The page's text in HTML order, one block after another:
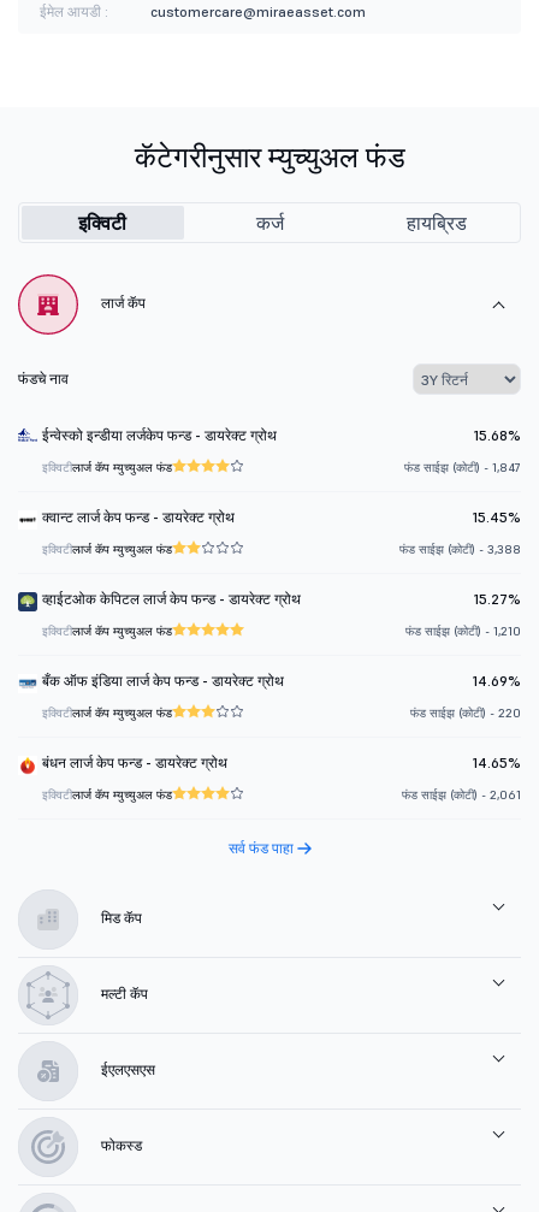
ईमेल आयडी :
customercare@miraeasset.com
कॅटेगरीनुसार म्युच्युअल फंड
इक्विटी कर्ज हायब्रिड
लार्ज कॅप
फंडचे नाव
ईन्वेस्को इन्डीया लर्जकेप फन्ड - डायरेक्ट ग्रोथ 15.68%
इक्विटीलार्ज कॅप म्युच्युअल फंड फंड साईझ (कोटी) - 1,847
क्वान्ट लार्ज केप फन्ड - डायरेक्ट ग्रोथ 15.45%
इक्विटीलार्ज कॅप म्युच्युअल फंड फंड साईझ (कोटी) - 3,388
व्हाईटओक केपिटल लार्ज केप फन्ड - डायरेक्ट ग्रोथ 15.27%
इक्विटीलार्ज कॅप म्युच्युअल फंड फंड साईझ (कोटी) - 1,210
बँक ऑफ इंडिया लार्ज केप फन्ड - डायरेक्ट ग्रोथ 14.69%
इक्विटीलार्ज कॅप म्युच्युअल फंड फंड साईझ (कोटी) - 220
बंधन लार्ज केप फन्ड - डायरेक्ट ग्रोथ 14.65%
इक्विटीलार्ज कॅप म्युच्युअल फंड फंड साईझ (कोटी) - 2,061
सर्व फंड पाहा
मिड कॅप
मल्टी कॅप
ईएलएसएस
फोकस्ड